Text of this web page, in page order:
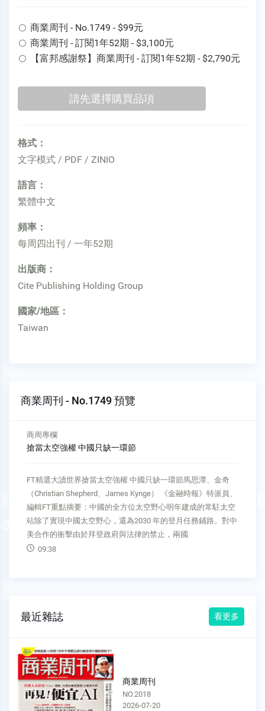
商業周刊 - No.1749 - $99元
商業周刊 - 訂閱1年52期 - $3,100元
【富邦感謝祭】商業周刊 - 訂閱1年52期 - $2,790元
格式：
文字模式 / PDF / ZINIO
語言：
繁體中文
頻率：
每周四出刊 / 一年52期
出版商：
Cite Publishing Holding Group
國家/地區：
Taiwan
商業周刊 - No.1749 預覽
Previous
商周專欄
搶當太空強權 中國只缺一環節
FT精選大讀世界搶當太空強權 中國只缺一環節馬思潭、金奇
（Christian Shepherd、James Kynge） 《金融時報》特派員、
編輯FT重點摘要：中國的全方位太空野心明年建成的常駐太空
站除了實現中國太空野心，還為2030 年的登月任務鋪路。對中
美合作的衝擊由於拜登政府與法律的禁止，兩國
09:38
最近雜誌 看更多
商業周刊
NO.2018
2026-07-20